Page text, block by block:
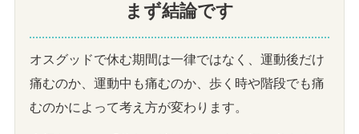
まず結論です
オスグッドで休む期間は一律ではなく、運動後だけ
痛むのか、運動中も痛むのか、歩く時や階段でも痛
むのかによって考え方が変わります。